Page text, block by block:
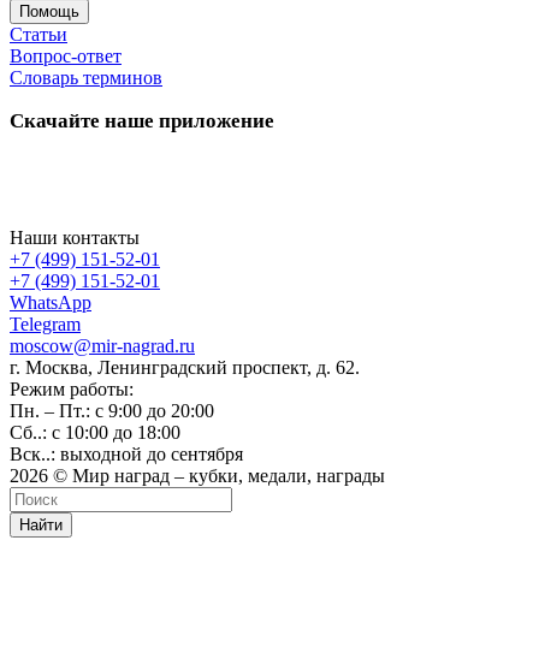
Помощь
Статьи
Вопрос-ответ
Словарь терминов
Скачайте наше приложение
Наши контакты
+7 (499) 151-52-01
+7 (499) 151-52-01
WhatsApp
Telegram
moscow@mir-nagrad.ru
г. Москва, Ленинградский проспект, д. 62.
Режим работы:
Пн. – Пт.: с 9:00 до 20:00
Сб..: с 10:00 до 18:00
Вск..: выходной до сентября
2026 © Мир наград – кубки, медали, награды
Найти